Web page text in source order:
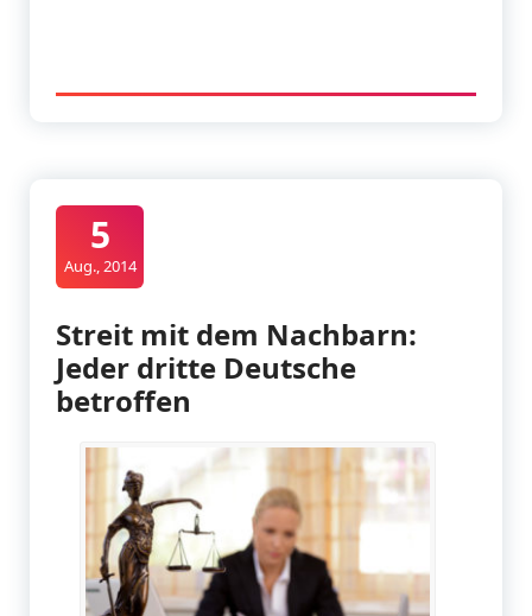
5
Aug., 2014
Streit mit dem Nachbarn:
Jeder dritte Deutsche
betroffen